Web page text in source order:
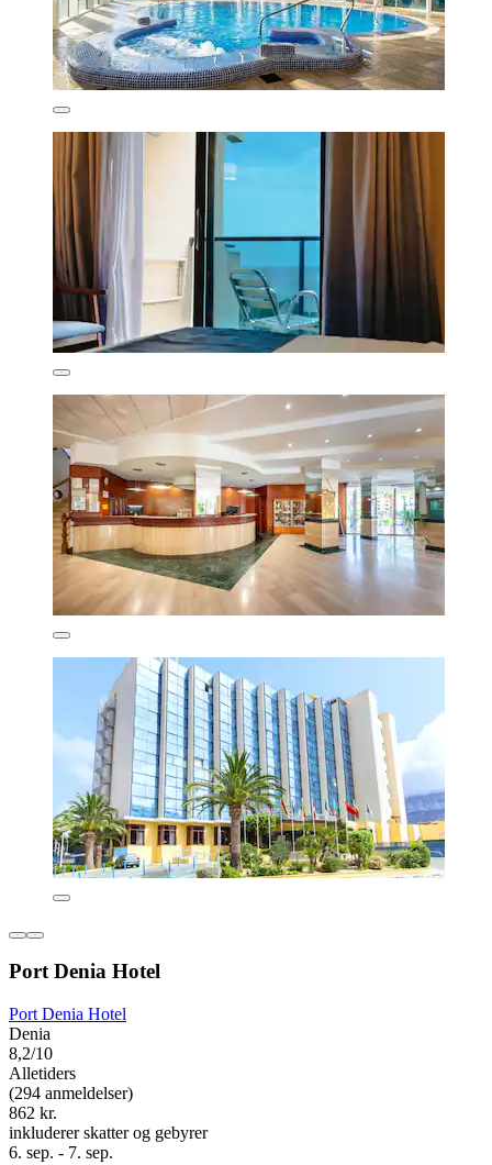
Port Denia Hotel
Port Denia Hotel
Denia
8,2/10
Alletiders
(294 anmeldelser)
862 kr.
inkluderer skatter og gebyrer
6. sep. - 7. sep.